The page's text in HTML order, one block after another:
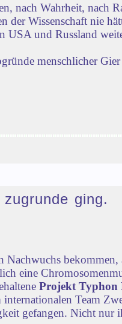
nach Wahrheit, nach
der Wissenschaft nie
USA und Russland
menschlicher
ging.
bekommen,
eine
Projekt Typhon
Team
gefangen. Nicht nur